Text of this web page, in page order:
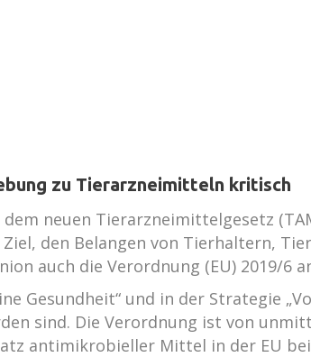
zu Tierarzneimitteln kritisch
dem neuen Tierarzneimittelgesetz
den Belangen von Tierhaltern,
auch die Verordnung (EU) 2019/6
Gesundheit“ und in der Strategie
sind. Die Verordnung ist von
antimikrobieller Mittel in der EU